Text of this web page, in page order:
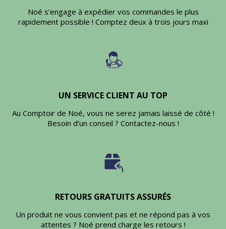
Noé s’engage à expédier vos commandes le plus
rapidement possible ! Comptez deux à trois jours maxi
UN SERVICE CLIENT AU TOP
Au Comptoir de Noé, vous ne serez jamais laissé de côté !
Besoin d’un conseil ? Contactez-nous !
RETOURS GRATUITS ASSURÉS
Un produit ne vous convient pas et ne répond pas à vos
attentes ? Noé prend charge les retours !